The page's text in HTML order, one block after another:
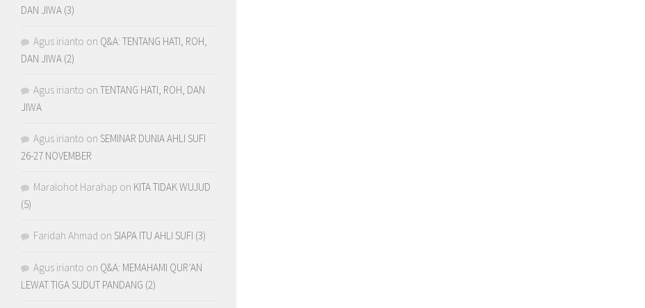
DAN JIWA (3)
Agus irianto on Q&A: TENTANG HATI, ROH,
DAN JIWA (2)
Agus irianto on TENTANG HATI, ROH, DAN
JIWA
Agus irianto on SEMINAR DUNIA AHLI SUFI
26-27 NOVEMBER
Maralohot Harahap on KITA TIDAK WUJUD
(5)
Faridah Ahmad on SIAPA ITU AHLI SUFI (3)
Agus irianto on Q&A: MEMAHAMI QUR’AN
LEWAT TIGA SUDUT PANDANG (2)